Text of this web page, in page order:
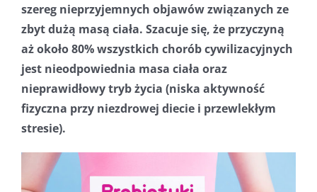
szereg nieprzyjemnych objawów związanych ze
zbyt dużą masą ciała. Szacuje się, że przyczyną
aż około 80% wszystkich chorób cywilizacyjnych
jest nieodpowiednia masa ciała oraz
nieprawidłowy tryb życia (niska aktywność
fizyczna przy niezdrowej diecie i przewlekłym
stresie).